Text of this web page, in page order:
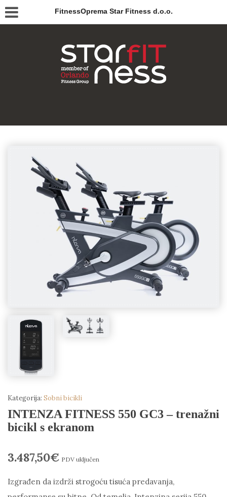
FitnessOprema Star Fitness d.o.o.
Kategorija: Sobni bicikli
INTENZA FITNESS 550 GC3 – trenažni
bicikl s ekranom
3.487,50€ PDV uključen
Izgrađen da izdrži strogoću tisuća predavanja,